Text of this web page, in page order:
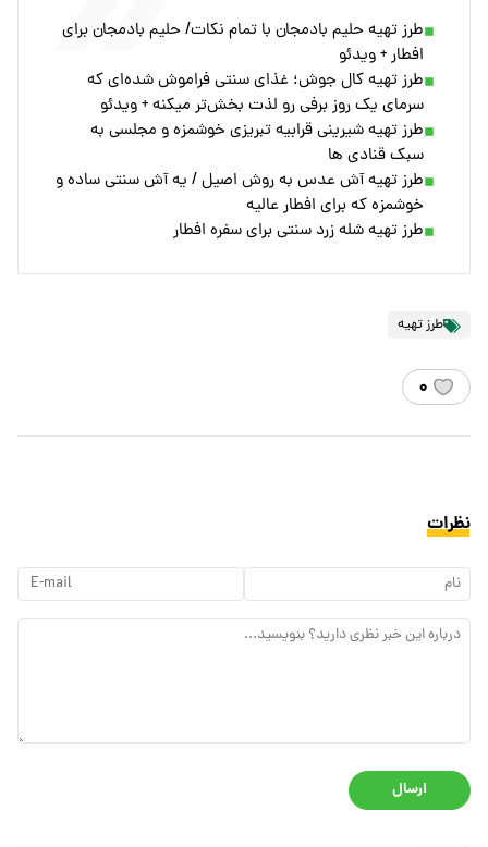
طرز تهیه حلیم بادمجان با تمام نکات/ حلیم بادمجان برای
افطار + ویدئو
طرز تهیه کال جوش؛ غذای سنتی فراموش شده‌ای که
سرمای یک روز برفی رو لذت بخش‌تر میکنه + ویدئو
طرز تهیه شیرینی قرابیه تبریزی خوشمزه و مجلسی به
سبک قنادی ها
طرز تهیه آش عدس به روش اصیل / یه آش سنتی ساده و
خوشمزه که برای افطار عالیه
طرز تهیه شله زرد سنتی برای سفره افطار
طرز تهیه
۰
نظرات
ارسال